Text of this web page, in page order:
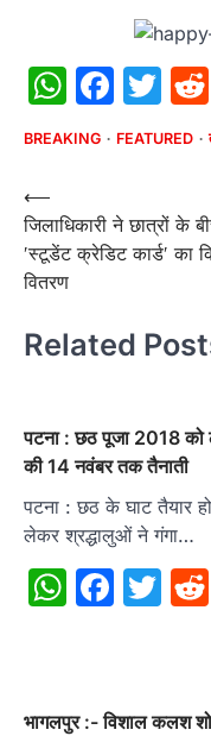
BREAKING FEATURED
Post
navigation
⟵
जिलाधिकारी ने छात्रों के
ʹस्टूडेंट क्रेडिट कार्डʹ का
वितरण
Related
पटना : छठ पूजा 2018 को
की 14 नवंबर तक तैनाती
पटना : छठ के घाट तैयार
लेकर श्रद्धालुओं ने गंगा…
भागलपुर :- विशाल कलश